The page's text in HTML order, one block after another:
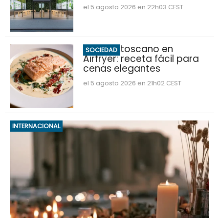
el 5 agosto 2026 en 22h03 CEST
SOCIEDAD
Salmón toscano en
Airfryer: receta fácil para
cenas elegantes
el 5 agosto 2026 en 21h02 CEST
INTERNACIONAL